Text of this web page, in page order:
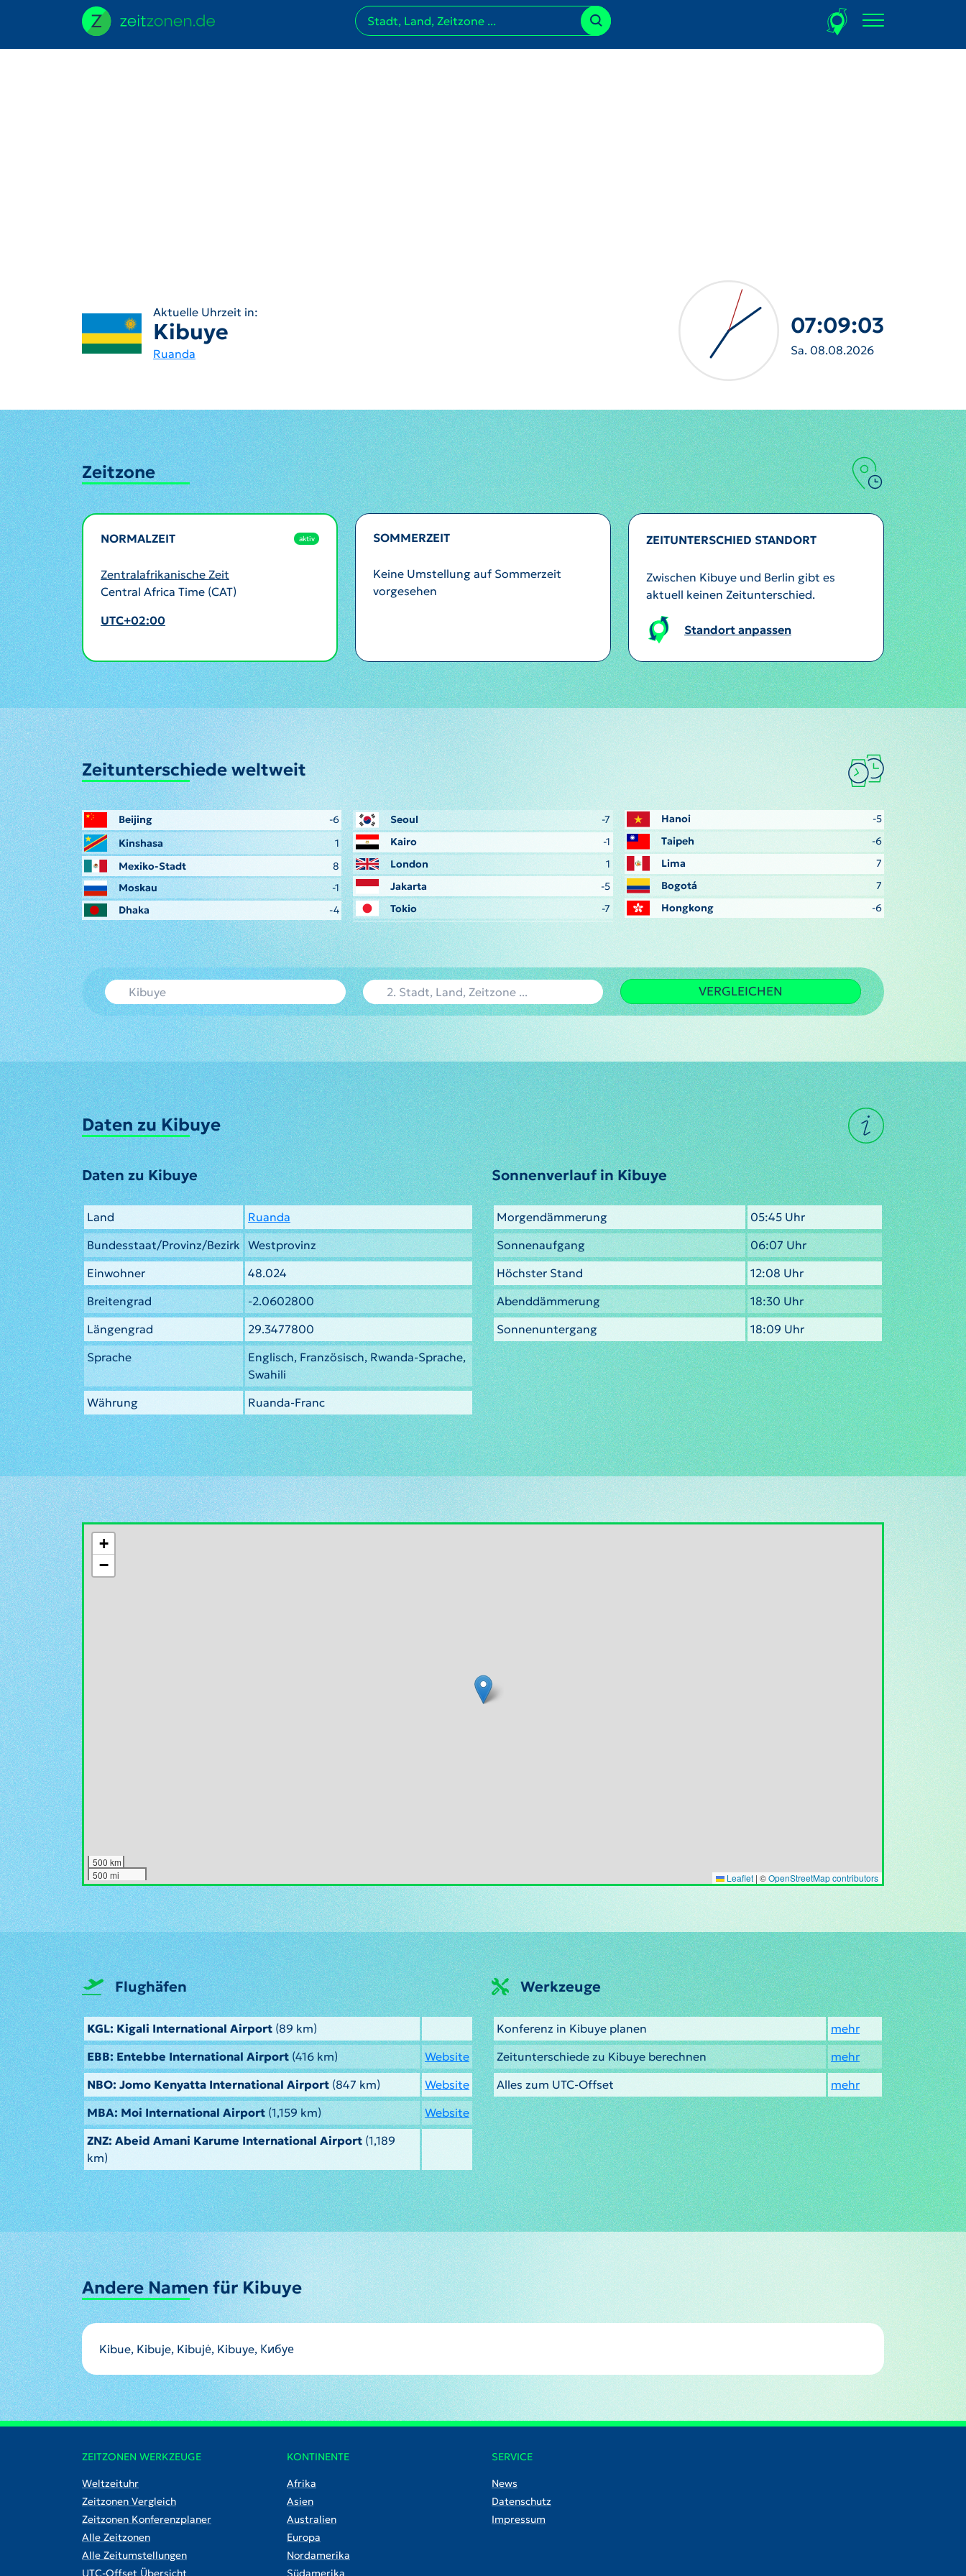
Aktuelle Uhrzeit in:
Kibuye
Ruanda
07:09:05
Sa. 08.08.2026
Zeitzone
NORMALZEIT aktiv
Zentralafrikanische Zeit
Central Africa Time (CAT)
UTC+02:00
SOMMERZEIT
Keine Umstellung auf Sommerzeit
vorgesehen
ZEITUNTERSCHIED STANDORT
Zwischen Kibuye und Berlin gibt es
aktuell keinen Zeitunterschied.
Standort anpassen
Zeitunterschiede weltweit
Beijing
-6
Kinshasa
1
Mexiko-Stadt
8
Moskau
-1
Dhaka
-4
Seoul
-7
Kairo
-1
London
1
Jakarta
-5
Tokio
-7
Hanoi
-5
Taipeh
-6
Lima
7
Bogotá
7
Hongkong
-6
VERGLEICHEN
Daten zu Kibuye
Daten zu Kibuye
Land
Ruanda
Bundesstaat/Provinz/Bezirk Westprovinz
Einwohner
48.024
Breitengrad
-2.0602800
Längengrad
29.3477800
Sprache
Englisch, Französisch, Rwanda-Sprache,
Swahili
Währung
Ruanda-Franc
Sonnenverlauf in Kibuye
Morgendämmerung
05:45 Uhr
Sonnenaufgang
06:07 Uhr
Höchster Stand
12:08 Uhr
Abenddämmerung
18:30 Uhr
Sonnenuntergang
18:09 Uhr
+
−
500 km
500 mi
Leaflet | ©OpenStreetMap contributors
Flughäfen
KGL: Kigali International Airport (89 km)
EBB: Entebbe International Airport(416 km)
Website
NBO: Jomo Kenyatta International Airport (847 km)
Website
MBA: Moi International Airport(1,159 km)
Website
ZNZ: Abeid Amani Karume International Airport (1,189
km)
Werkzeuge
Konferenz in Kibuye planen
mehr
Zeitunterschiede zu Kibuye berechnen
mehr
Alles zum UTC-Offset
mehr
Andere Namen für Kibuye
Kibue, Kibuje, Kibujė, Kibuye, Кибуе
ZEITZONEN WERKZEUGE
Weltzeituhr
Zeitzonen Vergleich
Zeitzonen Konferenzplaner
Alle Zeitzonen
Alle Zeitumstellungen
UTC-Offset Übersicht
KONTINENTE
Afrika
Asien
Australien
Europa
Nordamerika
Südamerika
SERVICE
News
Datenschutz
Impressum